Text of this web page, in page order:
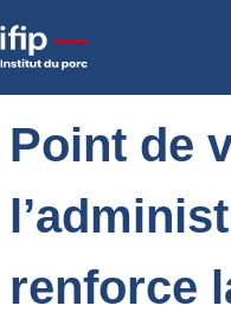
Accueil
l’administration Biden
Point de
renforce